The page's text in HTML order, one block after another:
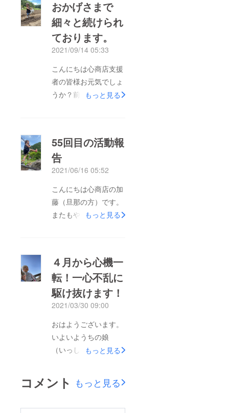
おかげさまで
細々と続けられ
ております。
2021/09/14 05:33
こんにちは心商店支援
者の皆様お元気でしょ
うか？前回の投稿が見
の投稿も疎かにしてし
まいました。申し訳あ
りません。その3か月
余りの間にいろんなイ
ベントを行いましたの
で写真にてご紹介させ
この企画は岐阜新聞さ
んにも取り上げてもら
いました＾＾岐阜新聞
WEB記事も見てね月末
るのが加藤家の習慣こ
こからは「こぶし
ファーム」開園の様子
耕す義理の息子（店
主）は邪魔をするじぃ
もっと見る
55回目の活動報
告
2021/06/16 05:52
こんにちは心商店の加
藤（旦那の方）です。
またもや知らぬ間に月
いと思います。55回目
にもなるんですねよし
よし（自己満足）継続
は力なりそう信じて続
す。2歳になるうちの
「一心（娘）」は元気
に七宗第二保育園＆森
https://kodoniwa.org/
↑「ひちそぉ～だい
もっと見る
４月から心機一
転！一心不乱に
駆け抜けます！
2021/03/30 09:00
おはようございます。
いよいようちの娘
（いっしん）が４月６
園することになりまし
た。さらにさらに森の
もっと見る
コメント もっと見る